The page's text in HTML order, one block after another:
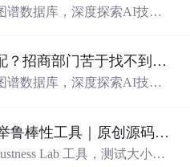
谱数据库，深度探索AI技术
，推动科技创新与产业创新产业招商如何精准匹配？招商部门苦于找不到符合产业链补链强链方向的目标企业怎么办？.docx
谱数据库，深度探索AI技术
，推动科技创新与产业创新大模型工具Schema枚举鲁棒性工具｜原创源码+测试+离线报告
Lab 工具，测试大小